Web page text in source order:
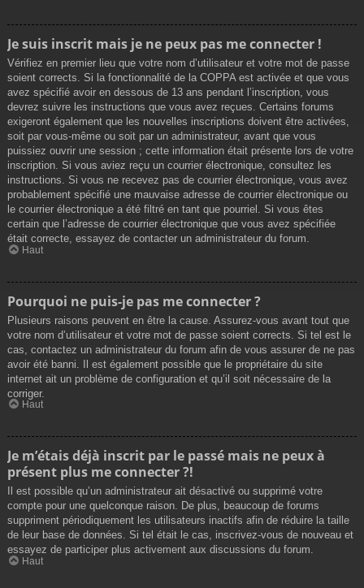
Je suis inscrit mais je ne peux pas me connecter !
Vérifiez en premier lieu que votre nom d’utilisateur et votre mot de passe
soient corrects. Si la fonctionnalité de la COPPA est activée et que vous
avez spécifié avoir en dessous de 13 ans pendant l’inscription, vous
devrez suivre les instructions que vous avez reçues. Certains forums
exigeront également que les nouvelles inscriptions doivent être activées,
soit par vous-même ou soit par un administrateur, avant que vous
puissiez ouvrir une session ; cette information était présente lors de votre
inscription. Si vous aviez reçu un courrier électronique, consultez les
instructions. Si vous ne recevez pas de courrier électronique, vous avez
probablement spécifié une mauvaise adresse de courrier électronique ou
le courrier électronique a été filtré en tant que pourriel. Si vous êtes
certain que l’adresse de courrier électronique que vous avez spécifiée
était correcte, essayez de contacter un administrateur du forum.
Haut
Pourquoi ne puis-je pas me connecter ?
Plusieurs raisons peuvent en être la cause. Assurez-vous avant tout que
votre nom d’utilisateur et votre mot de passe soient corrects. Si tel est le
cas, contactez un administrateur du forum afin de vous assurer de ne pas
avoir été banni. Il est également possible que le propriétaire du site
internet ait un problème de configuration et qu’il soit nécessaire de la
corriger.
Haut
Je m’étais déjà inscrit par le passé mais ne peux à
présent plus me connecter ?!
Il est possible qu’un administrateur ait désactivé ou supprimé votre
compte pour une quelconque raison. De plus, beaucoup de forums
suppriment périodiquement les utilisateurs inactifs afin de réduire la taille
de leur base de données. Si tel était le cas, inscrivez-vous de nouveau et
essayez de participer plus activement aux discussions du forum.
Haut